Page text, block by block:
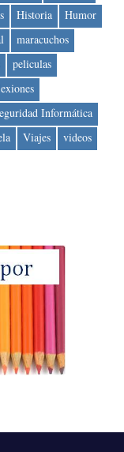
Historia
Humor
maracuchos
peliculas
Informática
Viajes videos